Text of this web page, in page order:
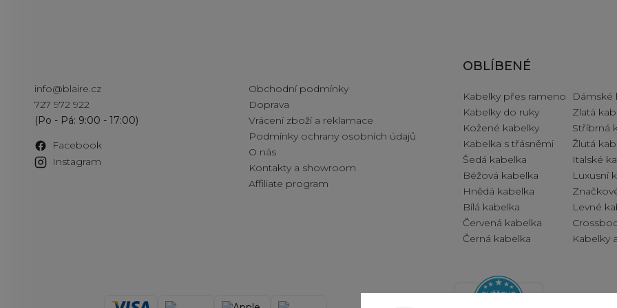
info@blaire.cz
727 972 922
Facebook
Instagram
Obchodní podmínky
Doprava
Vrácení zboží a reklamace
Podmínky ochrany osobních údajů
O nás
Kontakty a showroom
Affiliate program
OBLÍBENÉ
Kabelky přes rameno
Kabelky do ruky
Kožené kabelky
Kabelka s třásněmi
Šedá kabelka
Béžová kabelka
Hnědá kabelka
Bílá kabelka
Červená kabelka
Černá kabelka
Dámské
Zlatá
Stříbrná
Žlutá
Italské
Luxusní
Levné
Kabelky